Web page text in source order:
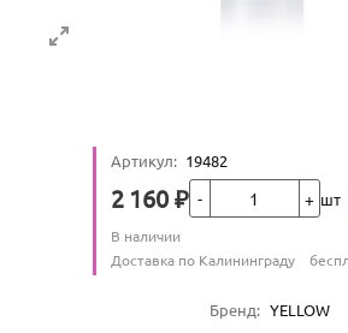
Артикул: 19482
Цена
2 160 ₽Кол-во шт
Количество
В наличии
Условия доставки
Доставка по Калининграду
Характеристики
Бренд: YELLOW